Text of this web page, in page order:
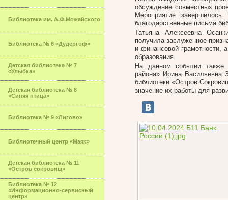
Библиотека им. А.Ф.Можайского
Библиотека № 6 «Дудергоф»
Детская библиотека № 7
«Улыбка»
Детская библиотека № 8
«Синяя птица»
Библиотека № 9 «Лигово»
Библиотечный центр «Маяк»
Детская библиотека № 11
«Остров сокровищ»
Библиотека № 12
«Информационно-сервисный
центр»
обсуждение совместных
Мероприятие
благодарственные письма
Татьяна Алексеевна
получила заслуженное
и финансовой грамотности,
образования.
На данном событии также
района» Ирина Васильевна
библиотеки «Остров
значение их работы для